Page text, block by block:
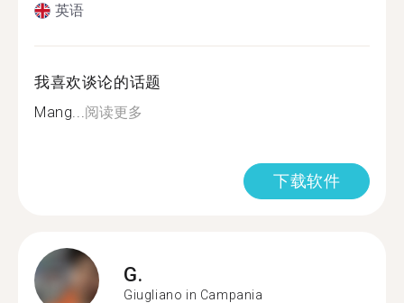
英语
我喜欢谈论的话题
Mang...阅读更多
下载软件
G.
Giugliano in Campania